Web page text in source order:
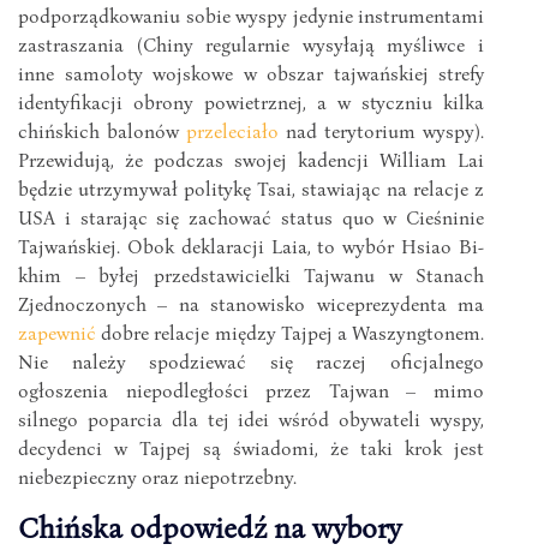
podporządkowaniu sobie wyspy jedynie instrumentami
zastraszania (Chiny regularnie wysyłają myśliwce i
inne samoloty wojskowe w obszar tajwańskiej strefy
identyfikacji obrony powietrznej, a w styczniu kilka
chińskich balonów przeleciało nad terytorium wyspy).
Przewidują, że podczas swojej kadencji William Lai
będzie utrzymywał politykę Tsai, stawiając na relacje z
USA i starając się zachować status quo w Cieśninie
Tajwańskiej. Obok deklaracji Laia, to wybór Hsiao Bi-
khim – byłej przedstawicielki Tajwanu w Stanach
Zjednoczonych – na stanowisko wiceprezydenta ma
zapewnić dobre relacje między Tajpej a Waszyngtonem.
Nie należy spodziewać się raczej oficjalnego
ogłoszenia niepodległości przez Tajwan – mimo
silnego poparcia dla tej idei wśród obywateli wyspy,
decydenci w Tajpej są świadomi, że taki krok jest
niebezpieczny oraz niepotrzebny.
Chińska odpowiedź na wybory